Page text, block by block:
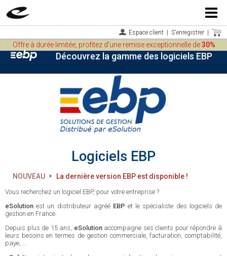
Menu
Espace client S'enregistrer
Découvrez la gamme des logiciels EBP
Offre à durée limitée, profitez d'une remise exceptionnelle de30%
Logiciels EBP
NOUVEAU La dernière version EBP est disponible !
Vous recherchez un logiciel EBP, pour votre entreprise ?
eSolution est un distributeur agréé EBP et le spécialiste des logiciels de
gestion en France.
Depuis plus de 15 ans, eSolutionaccompagne ses clients pour répondre à
leurs besoins en termes de gestion commerciale, facturation, comptabilité,
paye, ...